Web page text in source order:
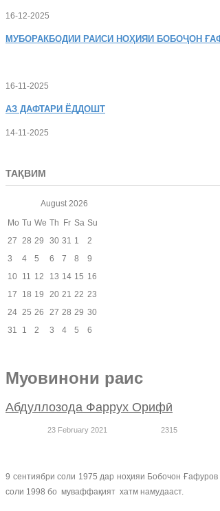
16-12-2025
МУБОРАКБОДИИ РАИСИ НОҲИЯИ БОБОҶОН
16-11-2025
АЗ ДАФТАРИ ЁДДОШТ
14-11-2025
ТАҚВИМ
August 2026
Mo Tu We Th Fr Sa Su
27 28 29 30 31 1
2
3
4 5 6 7 8
9
10 11 12 13 14 15 16
17
18 19 20 21 22 23
24 25 26 27 28 29 30
31
1 2 3 4 5 6
Муовинони раис
Абдуллозода Фаррух Орифӣ
23 February 2021 2315
9 сентиябри соли 1975 дар ноҳияи Бобочон
соли 1998 бо муваффақият хатм намудааст.